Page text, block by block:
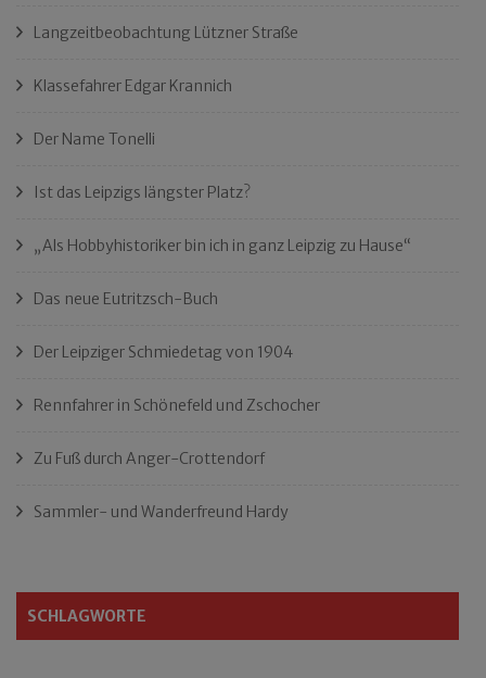
Langzeitbeobachtung Lützner Straße
Klassefahrer Edgar Krannich
Der Name Tonelli
Ist das Leipzigs längster Platz?
„Als Hobbyhistoriker bin ich in ganz Leipzig zu Hause“
Das neue Eutritzsch-Buch
Der Leipziger Schmiedetag von 1904
Rennfahrer in Schönefeld und Zschocher
Zu Fuß durch Anger-Crottendorf
Sammler- und Wanderfreund Hardy
SCHLAGWORTE